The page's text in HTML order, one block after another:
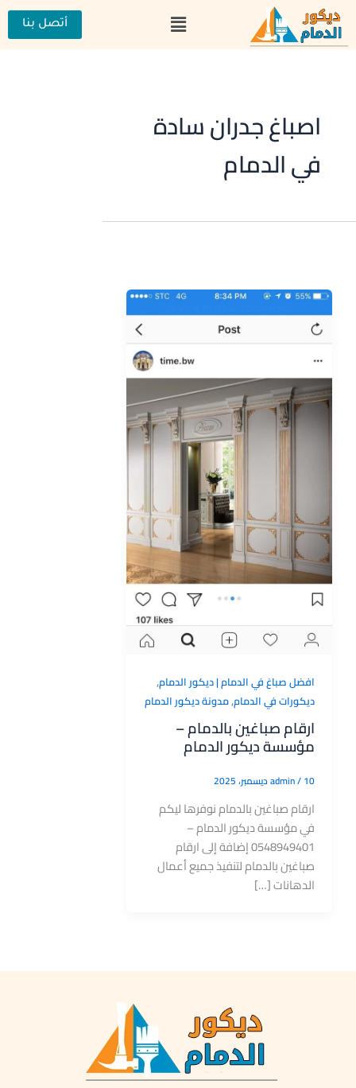
تخطي
المحتوى
القائمة أتصل بنا
اصباغ جدران سادة
في الدمام
افضل صباغ في الدمام | ديكور الدمام,
ديكورات في الدمام,مدونة ديكور الدمام
ارقام صباغين بالدمام –
مؤسسة ديكور الدمام
admin/10 ديسمبر، 2025
ارقام صباغين بالدمام نوفرها ليكم
في مؤسسة ديكور الدمام –
0548949401 إضافة إلى ارقام
صباغين بالدمام لتنفيذ جميع أعمال
الدهانات […]